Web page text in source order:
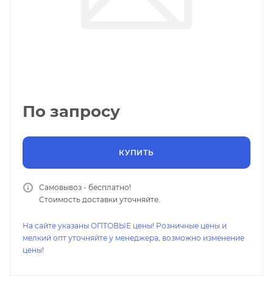
По запросу
КУПИТЬ
Самовывоз - бесплатно!
Стоимость доставки уточняйте.
На сайте указаны ОПТОВЫЕ цены! Розничные цены и
мелкий опт уточняйте у менеджера, возможно изменение
цены!